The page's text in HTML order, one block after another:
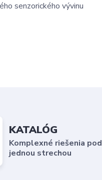
senzorického vývinu
KATALÓG
Komplexné riešenia pod
jednou strechou